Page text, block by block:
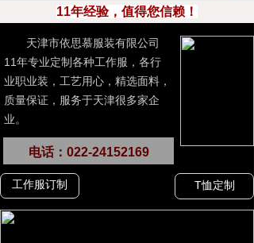
11年经验，值得您信赖！
天津市依思慕服装有限公司
11年专业定制各种工作服，各行
业职业装，工艺用心，精选面料，
质量保证，服务于天津很多家企
业。
电话：022-24152169
T恤定制
工作服订制